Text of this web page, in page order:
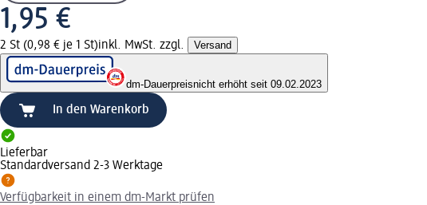
1,95 €
2 St (0,98 € je 1 St)inkl. MwSt. zzgl. Versand
dm-Dauerpreisnicht erhöht seit 09.02.2023
In den Warenkorb
Lieferbar
Standardversand 2-3 Werktage
Verfügbarkeit in einem dm-Markt prüfen